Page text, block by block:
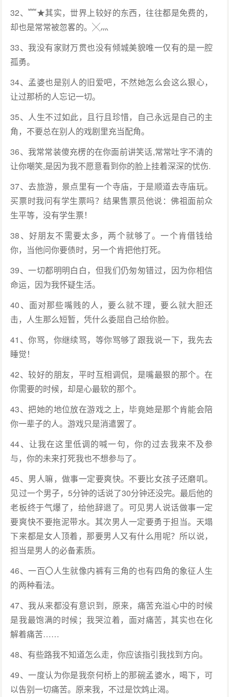
32、﹌★其实，丗界上较好的东西，往往都是免费的，
却也是常常被忽畧的。╳灬
33、我没有家财万贯也没有倾城美貌唯一仅有的是一腔
孤勇。
34、孟婆也是别人的旧爱吧，不然她怎么会这么狠心，
让过那桥的人忘记一切。
35、人生不过如此，且行且珍惜，自己永远是自己的主
角，不要总在别人的戏剧里充当配角。
36、我常常装傻充楞的在你面前讲笑话,常常吐字不清的
让你嘲笑,是因为我不愿意看到你的脸上挂着深深的忧伤.
37、去旅游，景点里有一个寺庙，于是顺道去寺庙玩。
买票时我问有学生票吗？结果售票员他说：佛祖面前众
生平等，没有学生票！
38、好朋友不需要太多，两个就够了。一个肯借钱给
你，当他问你要债时，另一个肯把他打死。
39、一切都明明白白，但我们仍匆匆错过，因为你相信
命运，因为我怀疑生活。
40、面对那些嘴贱的人，要么就不理，要么就大胆还
击，人生那么短暂，凭什么委屈自己给你脸。
41、你骂，你继续骂，等你骂够了跟我说一下，我先去
睡觉！
42、较好的朋友，平时互相调侃，是嘴最狠的那个。在
你需要的时候，却是心最软的那个。
43、把她的地位放在游戏之上，毕竟她是那个肯能会陪
你一辈子的人。游戏只是消遣罢了。
44、让我在这里低调的喊一句，你的过去我来不及参
与，你的未来打死我也不想参与了。
45、男人嘛，做事一定要爽快。不要比女孩子还磨叽。
见过一个男子，5分钟的话说了30分钟还没完。最后他的
老板终于气爆了，给他辞退了。可见男人说话做事一定
要爽快不要拖泥带水。其次男人一定要勇于担当。天塌
下来都是女人顶着，那要男人又有什么用呢？所以说，
担当是男人的必备素质。
46、一百〇人生就像内裤有三角的也有四角的象征人生
的两种看法。
47、我从来都没有意识到，原来，痛苦充溢心中的时候
是我最饱满的时候；我哭泣着，面对痛苦，其实也在化
解着痛苦……
48、有些路我不知道怎么走，你应该指引我找到方向。
49、一度认为你是我奈何桥上的那碗孟婆水，喝下，可
以告别一切痛苦。原来我，不过是饮鸩止渴。